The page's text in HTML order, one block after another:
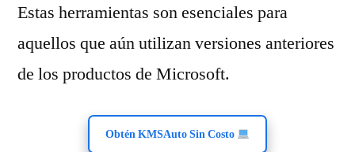
Estas herramientas son esenciales para
aquellos que aún utilizan versiones anteriores
de los productos de Microsoft.
Obtén KMSAuto Sin Costo